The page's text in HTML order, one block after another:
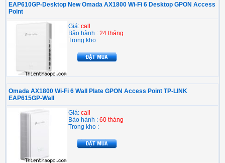
EAP610GP-Desktop New Omada AX1800 Wi-Fi 6 Desktop GPON Access
Point
Giá: call
Bảo hành : 24 tháng
Trong kho :
Omada AX1800 Wi-Fi 6 Wall Plate GPON Access Point TP-LINK
EAP615GP-Wall
Giá: call
Bảo hành : 60 tháng
Trong kho :